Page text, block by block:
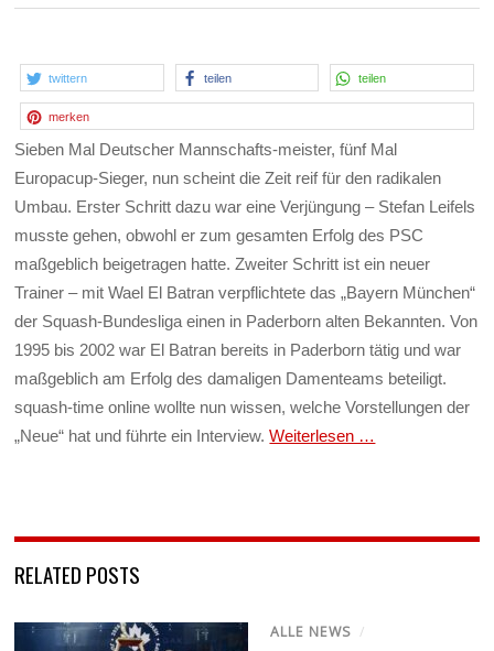
twittern teilen teilen
merken
Sieben Mal Deutscher Mannschafts-meister, fünf Mal
Europacup-Sieger, nun scheint die Zeit reif für den radikalen
Umbau. Erster Schritt dazu war eine Verjüngung – Stefan Leifels
musste gehen, obwohl er zum gesamten Erfolg des PSC
maßgeblich beigetragen hatte. Zweiter Schritt ist ein neuer
Trainer – mit Wael El Batran verpflichtete das „Bayern München“
der Squash-Bundesliga einen in Paderborn alten Bekannten. Von
1995 bis 2002 war El Batran bereits in Paderborn tätig und war
maßgeblich am Erfolg des damaligen Damenteams beteiligt.
squash-time online wollte nun wissen, welche Vorstellungen der
„Neue“ hat und führte ein Interview.Weiterlesen …
RELATED POSTS
ALLE NEWS /